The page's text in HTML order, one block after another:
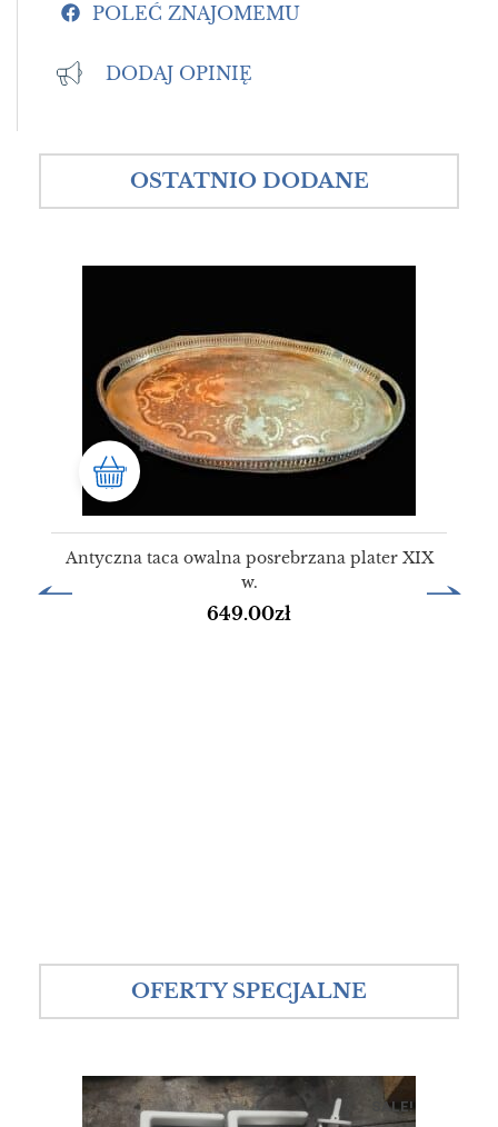
POLEĆ ZNAJOMEMU
DODAJ OPINIĘ
OSTATNIO DODANE
Antyczna taca owalna posrebrzana plater XIX
w.
649.00zł
OFERTY SPECJALNE
SALE!